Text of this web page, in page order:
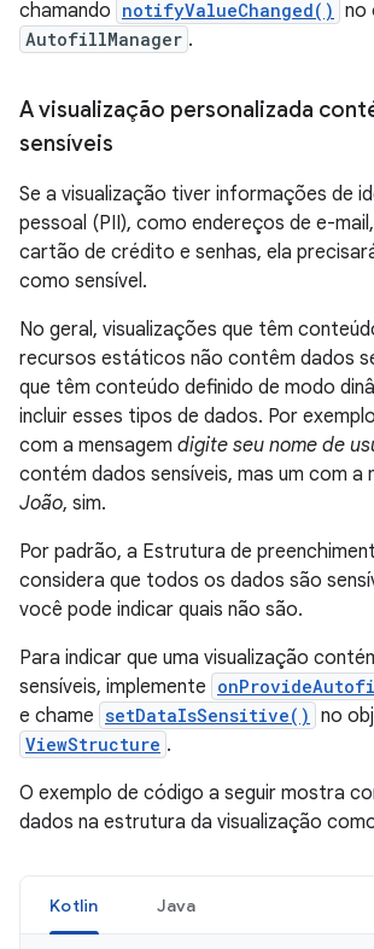
chamando notifyValueChanged() no
AutofillManager .
A visualização personalizada
sensíveis
Se a visualização tiver informações de
pessoal (PII), como endereços de e-
cartão de crédito e senhas, ela
como sensível.
No geral, visualizações que têm
recursos estáticos não contêm dados
que têm conteúdo definido de modo
incluir esses tipos de dados. Por
com a mensagem digite seu nome de
contém dados sensíveis, mas um com a
João, sim.
Por padrão, a Estrutura de
considera que todos os dados são
você pode indicar quais não são.
Para indicar que uma visualização
sensíveis, implemente
e chame setDataIsSensitive() no
ViewStructure .
O exemplo de código a seguir mostra
dados na estrutura da visualização
Kotlin Java